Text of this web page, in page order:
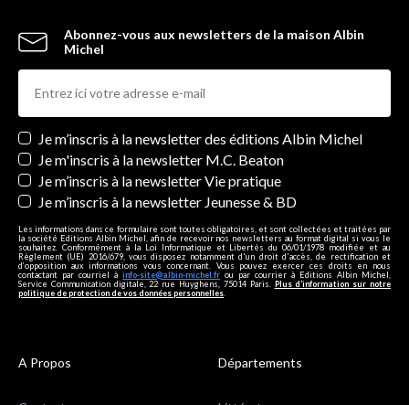
Abonnez-vous aux newsletters de la maison Albin
Michel
Newsletters
Je m’inscris à la newsletter des éditions Albin Michel
Je m'inscris à la newsletter M.C. Beaton
Je m’inscris à la newsletter Vie pratique
Je m’inscris à la newsletter Jeunesse & BD
Les informations dans ce formulaire sont toutes obligatoires, et sont collectées et traitées par
la société Editions Albin Michel, afin de recevoir nos newsletters au format digital si vous le
souhaitez. Conformément à la Loi Informatique et Libertés du 06/01/1978 modifiée et au
Règlement (UE) 2016/679, vous disposez notamment d'un droit d'accès, de rectification et
d’opposition aux informations vous concernant. Vous pouvez exercer ces droits en nous
contactant par courriel à info-site@albin-michel.fr ou par courrier à Editions Albin Michel,
Service Communication digitale, 22 rue Huyghens, 75014 Paris. Plus d’information sur notre
politique de protection de vos données personnelles
A Propos Départements